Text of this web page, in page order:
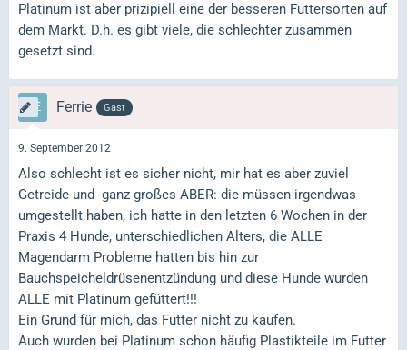
Platinum ist aber prizipiell eine der besseren Futtersorten auf
dem Markt. D.h. es gibt viele, die schlechter zusammen
gesetzt sind.
Ferrie Gast
9. September 2012
Also schlecht ist es sicher nicht, mir hat es aber zuviel
Getreide und -ganz großes ABER: die müssen irgendwas
umgestellt haben, ich hatte in den letzten 6 Wochen in der
Praxis 4 Hunde, unterschiedlichen Alters, die ALLE
Magendarm Probleme hatten bis hin zur
Bauchspeicheldrüsenentzündung und diese Hunde wurden
ALLE mit Platinum gefüttert!!!
Ein Grund für mich, das Futter nicht zu kaufen.
Auch wurden bei Platinum schon häufig Plastikteile im Futter